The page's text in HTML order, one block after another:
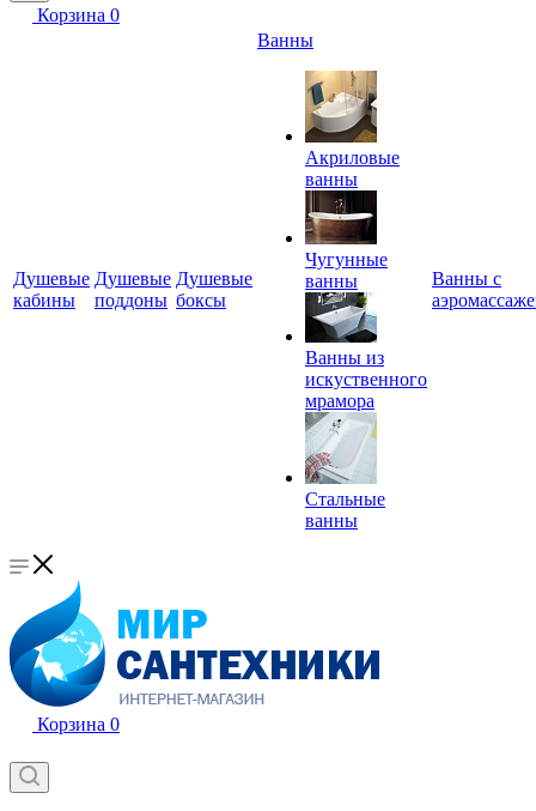
Корзина 0
Душевые
кабины
Душевые
поддоны
Душевые
боксы
Ванны
Акриловые
ванны
Чугунные
ванны
Ванны из
искуственного
мрамора
Стальные
ванны
Ванны с
Корзина 0